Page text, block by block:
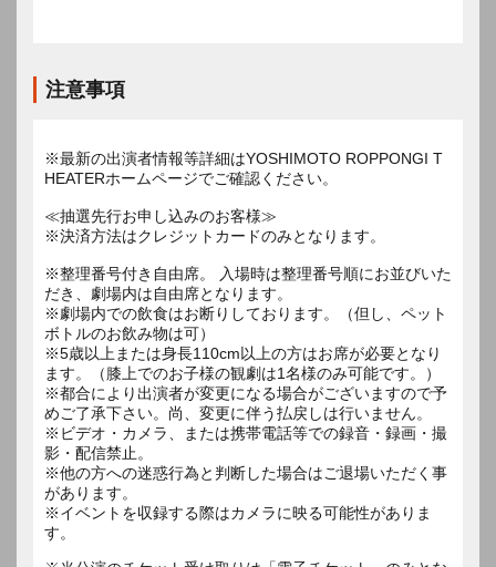
注意事項
※最新の出演者情報等詳細はYOSHIMOTO ROPPONGI T
HEATERホームページでご確認ください。
≪抽選先行お申し込みのお客様≫
※決済方法はクレジットカードのみとなります。
※整理番号付き自由席。 入場時は整理番号順にお並びいた
だき、劇場内は自由席となります。
※劇場内での飲食はお断りしております。（但し、ペット
ボトルのお飲み物は可）
※5歳以上または身長110cm以上の方はお席が必要となり
ます。（膝上でのお子様の観劇は1名様のみ可能です。）
※都合により出演者が変更になる場合がございますので予
めご了承下さい。尚、変更に伴う払戻しは行いません。
※ビデオ・カメラ、または携帯電話等での録音・録画・撮
影・配信禁止。
※他の方への迷惑行為と判断した場合はご退場いただく事
があります。
※イベントを収録する際はカメラに映る可能性がありま
す。